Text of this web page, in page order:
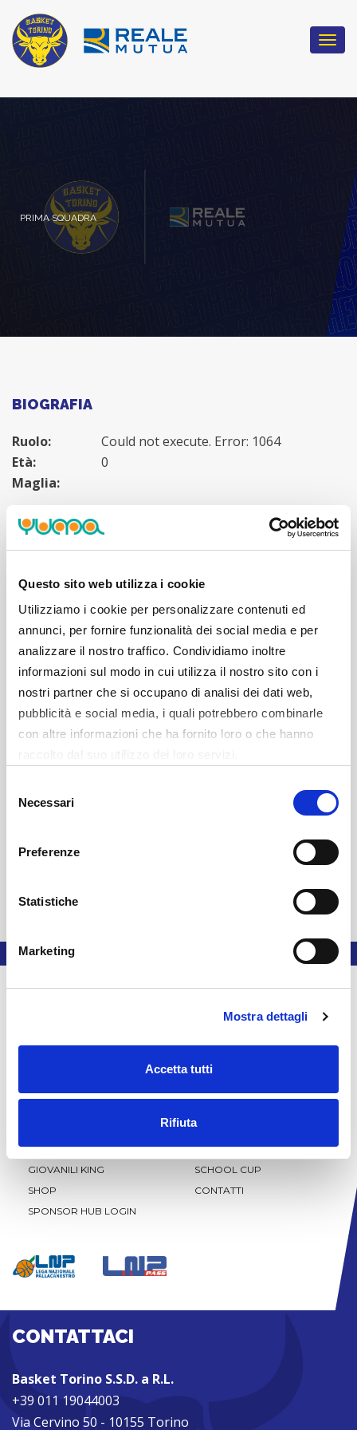
Questo sito web utilizza i cookie
Utilizziamo i cookie per personalizzare contenuti ed
annunci, per fornire funzionalità dei social media e per
analizzare il nostro traffico. Condividiamo inoltre
informazioni sul modo in cui utilizza il nostro sito con i
nostri partner che si occupano di analisi dei dati web,
pubblicità e social media, i quali potrebbero combinarle
con altre informazioni che ha fornito loro o che hanno
raccolto dal suo utilizzo dei loro servizi.
delNecessari
Preferenze
Statistiche
Marketing
Mostra dettagli
Accetta tutti
Rifiuta
PRIMA SQUADRA
BIOGRAFIA
Ruolo:
Could not execute. Error: 1064
Età:
0
Maglia:
STATISTICHE
MEDIA PUNTI
MEDIA MINUTI GIOCATI 0
MEDIA ASSIST 0
TIRI DA TRE
0
NEWS
TICKETING
SPONSOR
GIOVANILI KING
SCHOOL CUP
SHOP
CONTATTI
SPONSOR HUB LOGIN
CONTATTACI
Basket Torino S.S.D. a R.L.
+39 011 19044003
Via Cervino 50 - 10155 Torino